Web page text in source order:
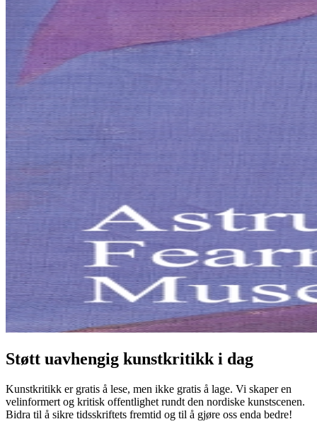
Støtt uavhengig kunstkritikk i dag
Kunstkritikk er gratis å lese, men ikke gratis å lage. Vi skaper en
velinformert og kritisk offentlighet rundt den nordiske kunstscenen.
Bidra til å sikre tidsskriftets fremtid og til å gjøre oss enda bedre!